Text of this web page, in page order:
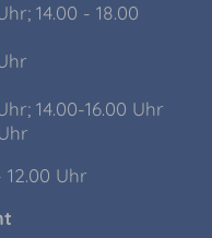
14.00 - 18.00
14.00-16.00 Uhr
12.00 Uhr